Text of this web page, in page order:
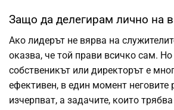
Защо да делегирам лично на
Ако лидерът не вярва на
оказва, че той прави всичко сам.
собственикът или директорът е
ефективен, в един момент неговите
изчерпват, а задачите, които